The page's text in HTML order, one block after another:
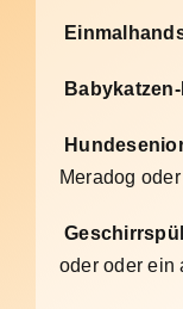
Meradog
oder oder ein